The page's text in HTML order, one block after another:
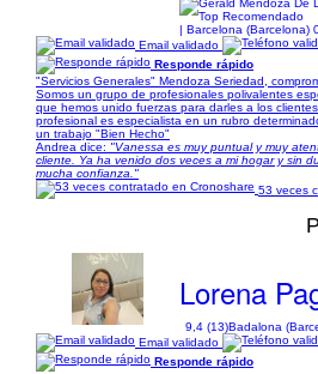
| Barcelona (Barcelona)
Email validado
Responde rápido
"Servicios Generales" Mendoza Seriedad,
Somos un grupo de profesionales polivalentes
que hemos unido fuerzas para darles a los
profesional es especialista en un rubro
un trabajo "Bien Hecho"
Andrea dice: "Vanessa es muy puntual y muy
cliente. Ya ha venido dos veces a mi hogar y sin
mucha confianza."
53 veces
Lorena
9,4 (13)Badalona
Email validado
Responde rápido